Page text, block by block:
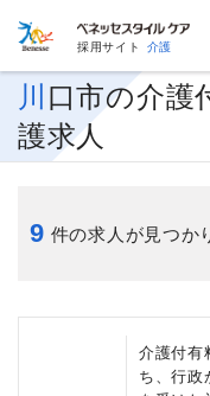
採用サイト 介護
川口市の介護付有料老人ホームの介
護求人
9 件の求人が見つか
介護付有
ち、行政